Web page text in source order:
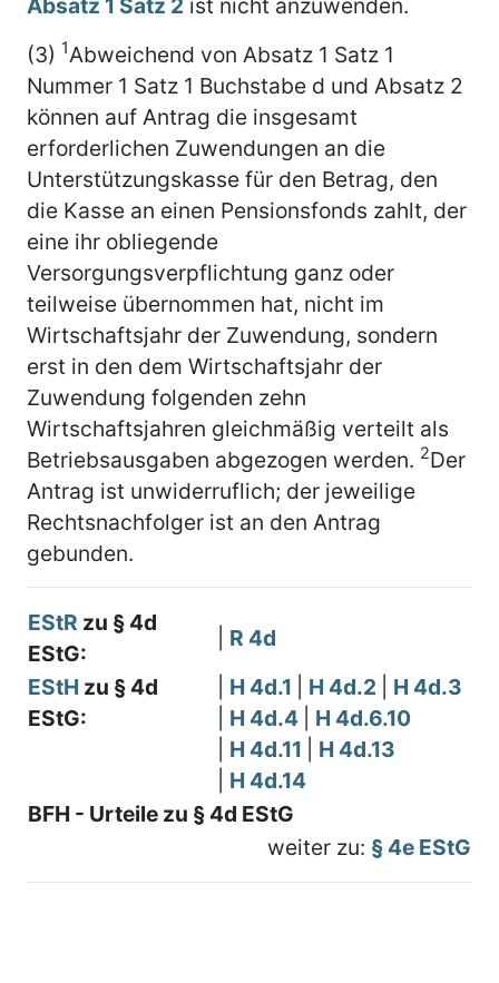
(3) 1Abweichend von Absatz 1 Satz 1
Nummer 1 Satz 1 Buchstabe d und Absatz 2
können auf Antrag die insgesamt
erforderlichen Zuwendungen an die
Unterstützungskasse für den Betrag, den
die Kasse an einen Pensionsfonds zahlt, der
eine ihr obliegende
Versorgungsverpflichtung ganz oder
teilweise übernommen hat, nicht im
Wirtschaftsjahr der Zuwendung, sondern
erst in den dem Wirtschaftsjahr der
Zuwendung folgenden zehn
Wirtschaftsjahren gleichmäßig verteilt als
Betriebsausgaben abgezogen werden. 2Der
Antrag ist unwiderruflich; der jeweilige
Rechtsnachfolger ist an den Antrag
gebunden.
EStR zu § 4d
EStG:
R 4d
EStH zu § 4d
EStG:
H 4d.1 H 4d.2
H 4d.3
H 4d.4
H 4d.6.10
H 4d.11
H 4d.13
H 4d.14
BFH - Urteile zu § 4d EStG
weiter zu: § 4e EStG